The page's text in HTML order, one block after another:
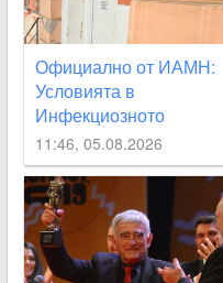
Официално от ИАМН:
Условията в
Инфекциозното
отделение в
карловската болница
са “изключително
лоши“
11:46, 05.08.2026